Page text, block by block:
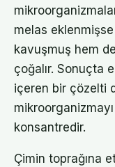
melas
kavuşmuş hem
çoğalır. Sonuçta
içeren bir çözelti
konsantredir.
Çimin toprağına